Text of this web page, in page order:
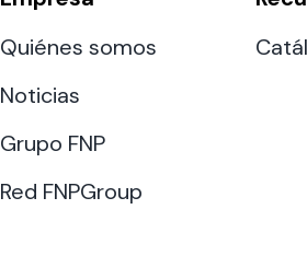
Quiénes somos
Noticias
Grupo FNP
Red FNPGroup